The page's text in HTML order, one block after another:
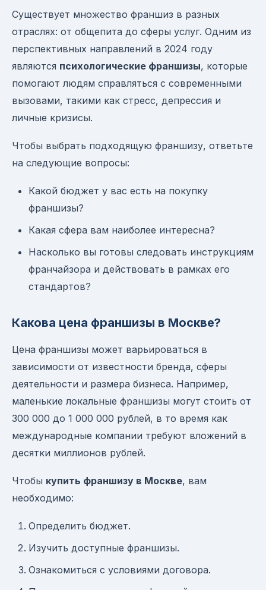
Существует множество франшиз в разных
отраслях: от общепита до сферы услуг. Одним из
перспективных направлений в 2024 году
являются психологические франшизы, которые
помогают людям справляться с современными
вызовами, такими как стресс, депрессия и
личные кризисы.
Чтобы выбрать подходящую франшизу, ответьте
на следующие вопросы:
Какой бюджет у вас есть на покупку
франшизы?
Какая сфера вам наиболее интересна?
Насколько вы готовы следовать инструкциям
франчайзора и действовать в рамках его
стандартов?
Какова цена франшизы в Москве?
Цена франшизы может варьироваться в
зависимости от известности бренда, сферы
деятельности и размера бизнеса. Например,
маленькие локальные франшизы могут стоить от
300 000 до 1 000 000 рублей, в то время как
международные компании требуют вложений в
десятки миллионов рублей.
Чтобы купить франшизу в Москве, вам
необходимо:
Определить бюджет.
Изучить доступные франшизы.
Ознакомиться с условиями договора.